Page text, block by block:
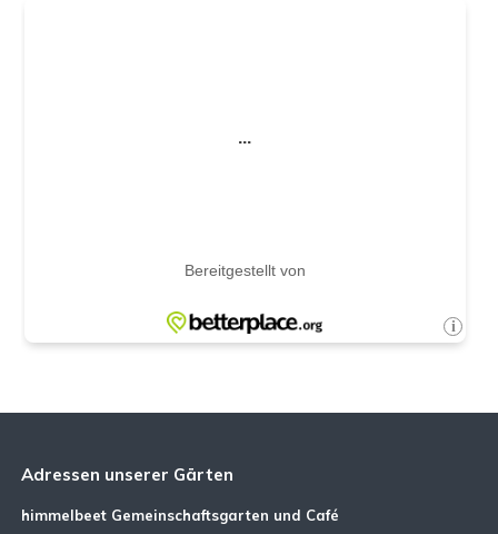
Adressen unserer Gärten
himmelbeet Gemeinschaftsgarten und Café